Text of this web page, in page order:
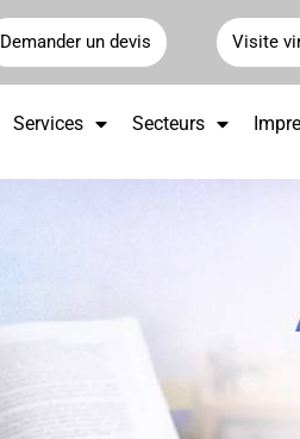
Demander un devis Visite
Services Secteurs